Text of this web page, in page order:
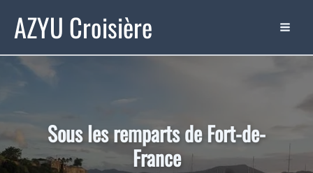
contenu
AZYU Croisière
Sous les remparts de Fort-de-
France